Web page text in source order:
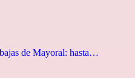
de Mayoral: hasta…